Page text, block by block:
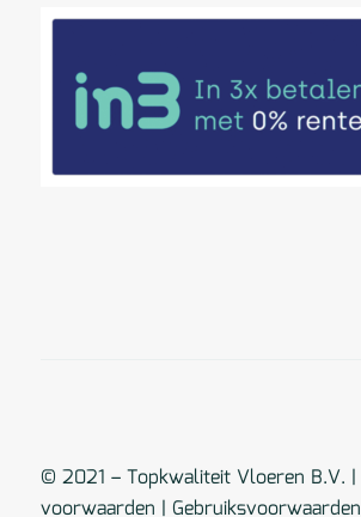
© 2021 – Topkwaliteit Vloeren B.V. |
voorwaarden | Gebruiksvoorwaarden